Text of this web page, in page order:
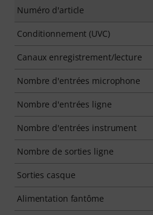
Numéro d'article
Conditionnement (UVC)
Canaux enregistrement/lecture
Nombre d'entrées microphone
Nombre d'entrées ligne
Nombre d'entrées instrument
Nombre de sorties ligne
Sorties casque
Alimentation fantôme